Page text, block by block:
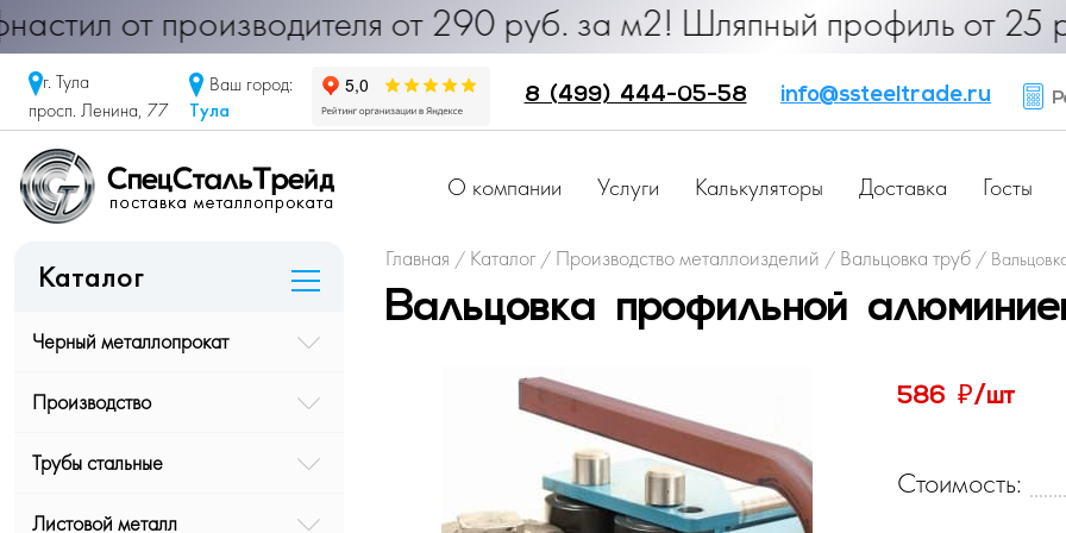
Профнастил от производителя от 290 руб. за м2! Шляпный профиль
г. Тула
просп. Ленина, 77
Ваш город:
Тула
8 (499) 444-05-58 info@ssteeltrade.ru
О компании Услуги Калькуляторы Доставка Госты
Каталог
Черный металлопрокат
Производство
Трубы стальные
Листовой металл
Главная / Каталог / Производство металлоизделий / Вальцовка труб /
Вальцовка профильной
586 ₽/шт
Стоимость: